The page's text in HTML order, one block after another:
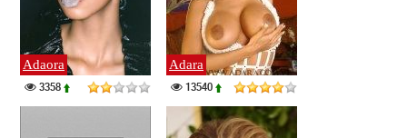
Adaora
3358
Adara
13540